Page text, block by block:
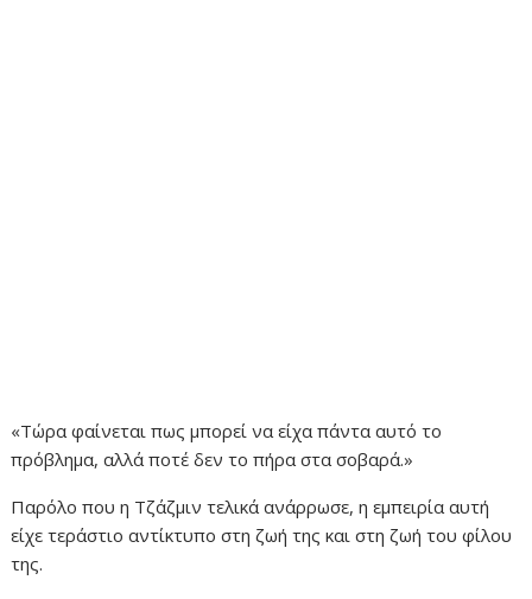
«Τώρα φαίνεται πως μπορεί να είχα πάντα αυτό το
πρόβλημα, αλλά ποτέ δεν το πήρα στα σοβαρά.»
Παρόλο που η Τζάζμιν τελικά ανάρρωσε, η εμπειρία αυτή
είχε τεράστιο αντίκτυπο στη ζωή της και στη ζωή του φίλου
της.